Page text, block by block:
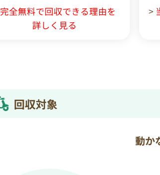
完全無料で回収できる理由を
詳しく見る
>
回収対象
動か